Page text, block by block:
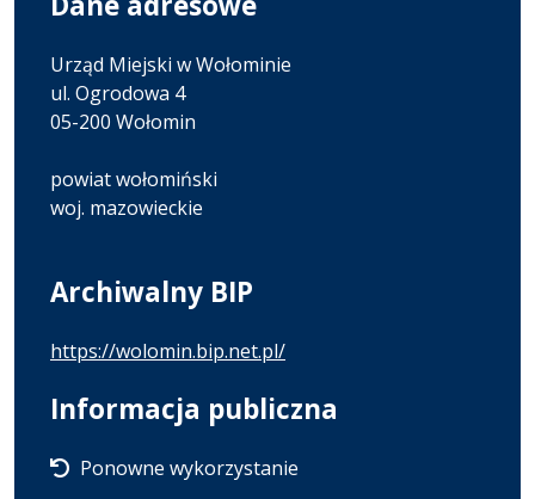
Urząd Miejski w Wołominie
ul. Ogrodowa 4
05-200 Wołomin
powiat wołomiński
woj. mazowieckie
Archiwalny BIP
https://wolomin.bip.net.pl/
Informacja publiczna
Ponowne wykorzystanie